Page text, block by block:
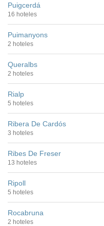
Puigcerdá
16 hoteles
Puimanyons
2 hoteles
Queralbs
2 hoteles
Rialp
5 hoteles
Ribera De Cardós
3 hoteles
Ribes De Freser
13 hoteles
Ripoll
5 hoteles
Rocabruna
2 hoteles